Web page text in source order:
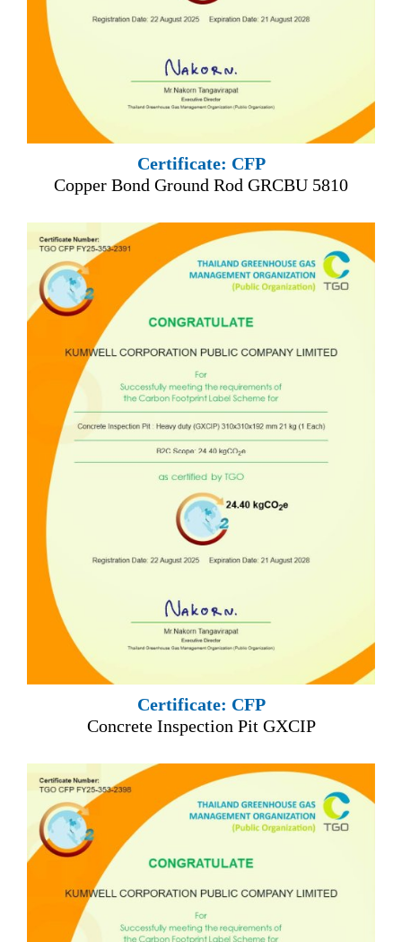
Certificate: CFP
Copper Bond Ground Rod GRCBU 5810
Certificate: CFP
Concrete Inspection Pit GXCIP